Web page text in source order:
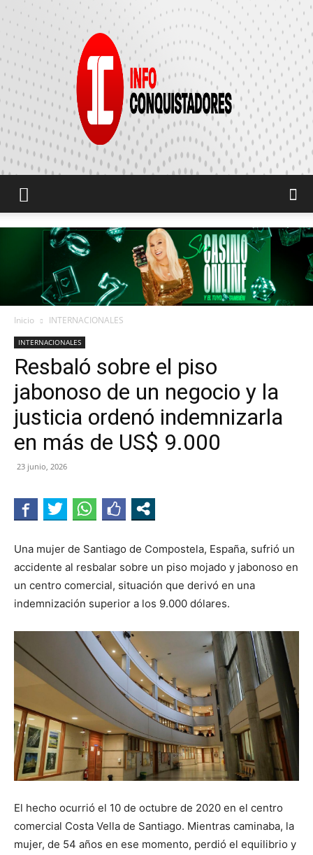
CONQUISTADORES
Inicio INTERNACIONALES
INTERNACIONALES
Resbaló sobre el piso
jabonoso de un negocio y la
justicia ordenó indemnizarla
en más de US$ 9.000
23 junio, 2026
Una mujer de Santiago de Compostela, España, sufrió un
accidente al resbalar sobre un piso mojado y jabonoso en
un centro comercial, situación que derivó en una
indemnización superior a los 9.000 dólares.
El hecho ocurrió el 10 de octubre de 2020 en el centro
comercial Costa Vella de Santiago. Mientras caminaba, la
mujer, de 54 años en ese momento, perdió el equilibrio y